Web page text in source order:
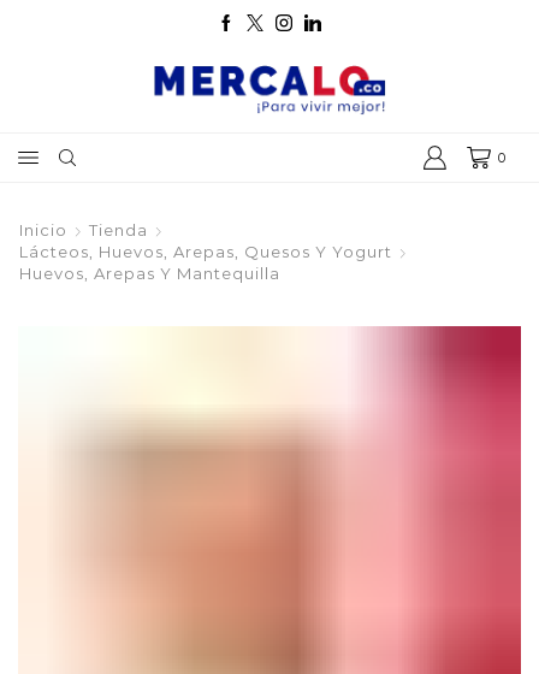
0
Inicio
Tienda
Lácteos, Huevos, Arepas, Quesos Y Yogurt
Huevos, Arepas Y Mantequilla